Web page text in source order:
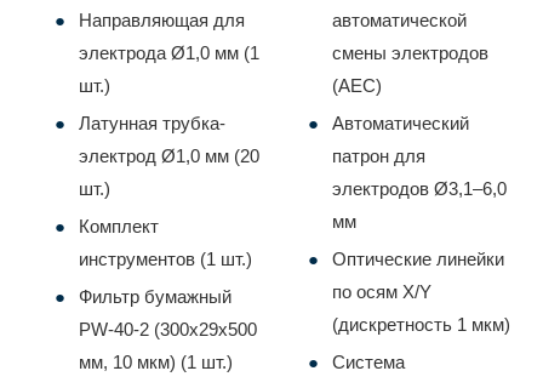
Направляющая для
электрода Ø1,0 мм (1
шт.)
Латунная трубка-
электрод Ø1,0 мм (20
шт.)
Комплект
инструментов (1 шт.)
Фильтр бумажный
PW-40-2 (300x29x500
мм, 10 мкм) (1 шт.)
автоматической
смены электродов
(AEC)
Автоматический
патрон для
электродов Ø3,1–6,0
мм
Оптические линейки
по осям X/Y
(дискретность 1 мкм)
Система